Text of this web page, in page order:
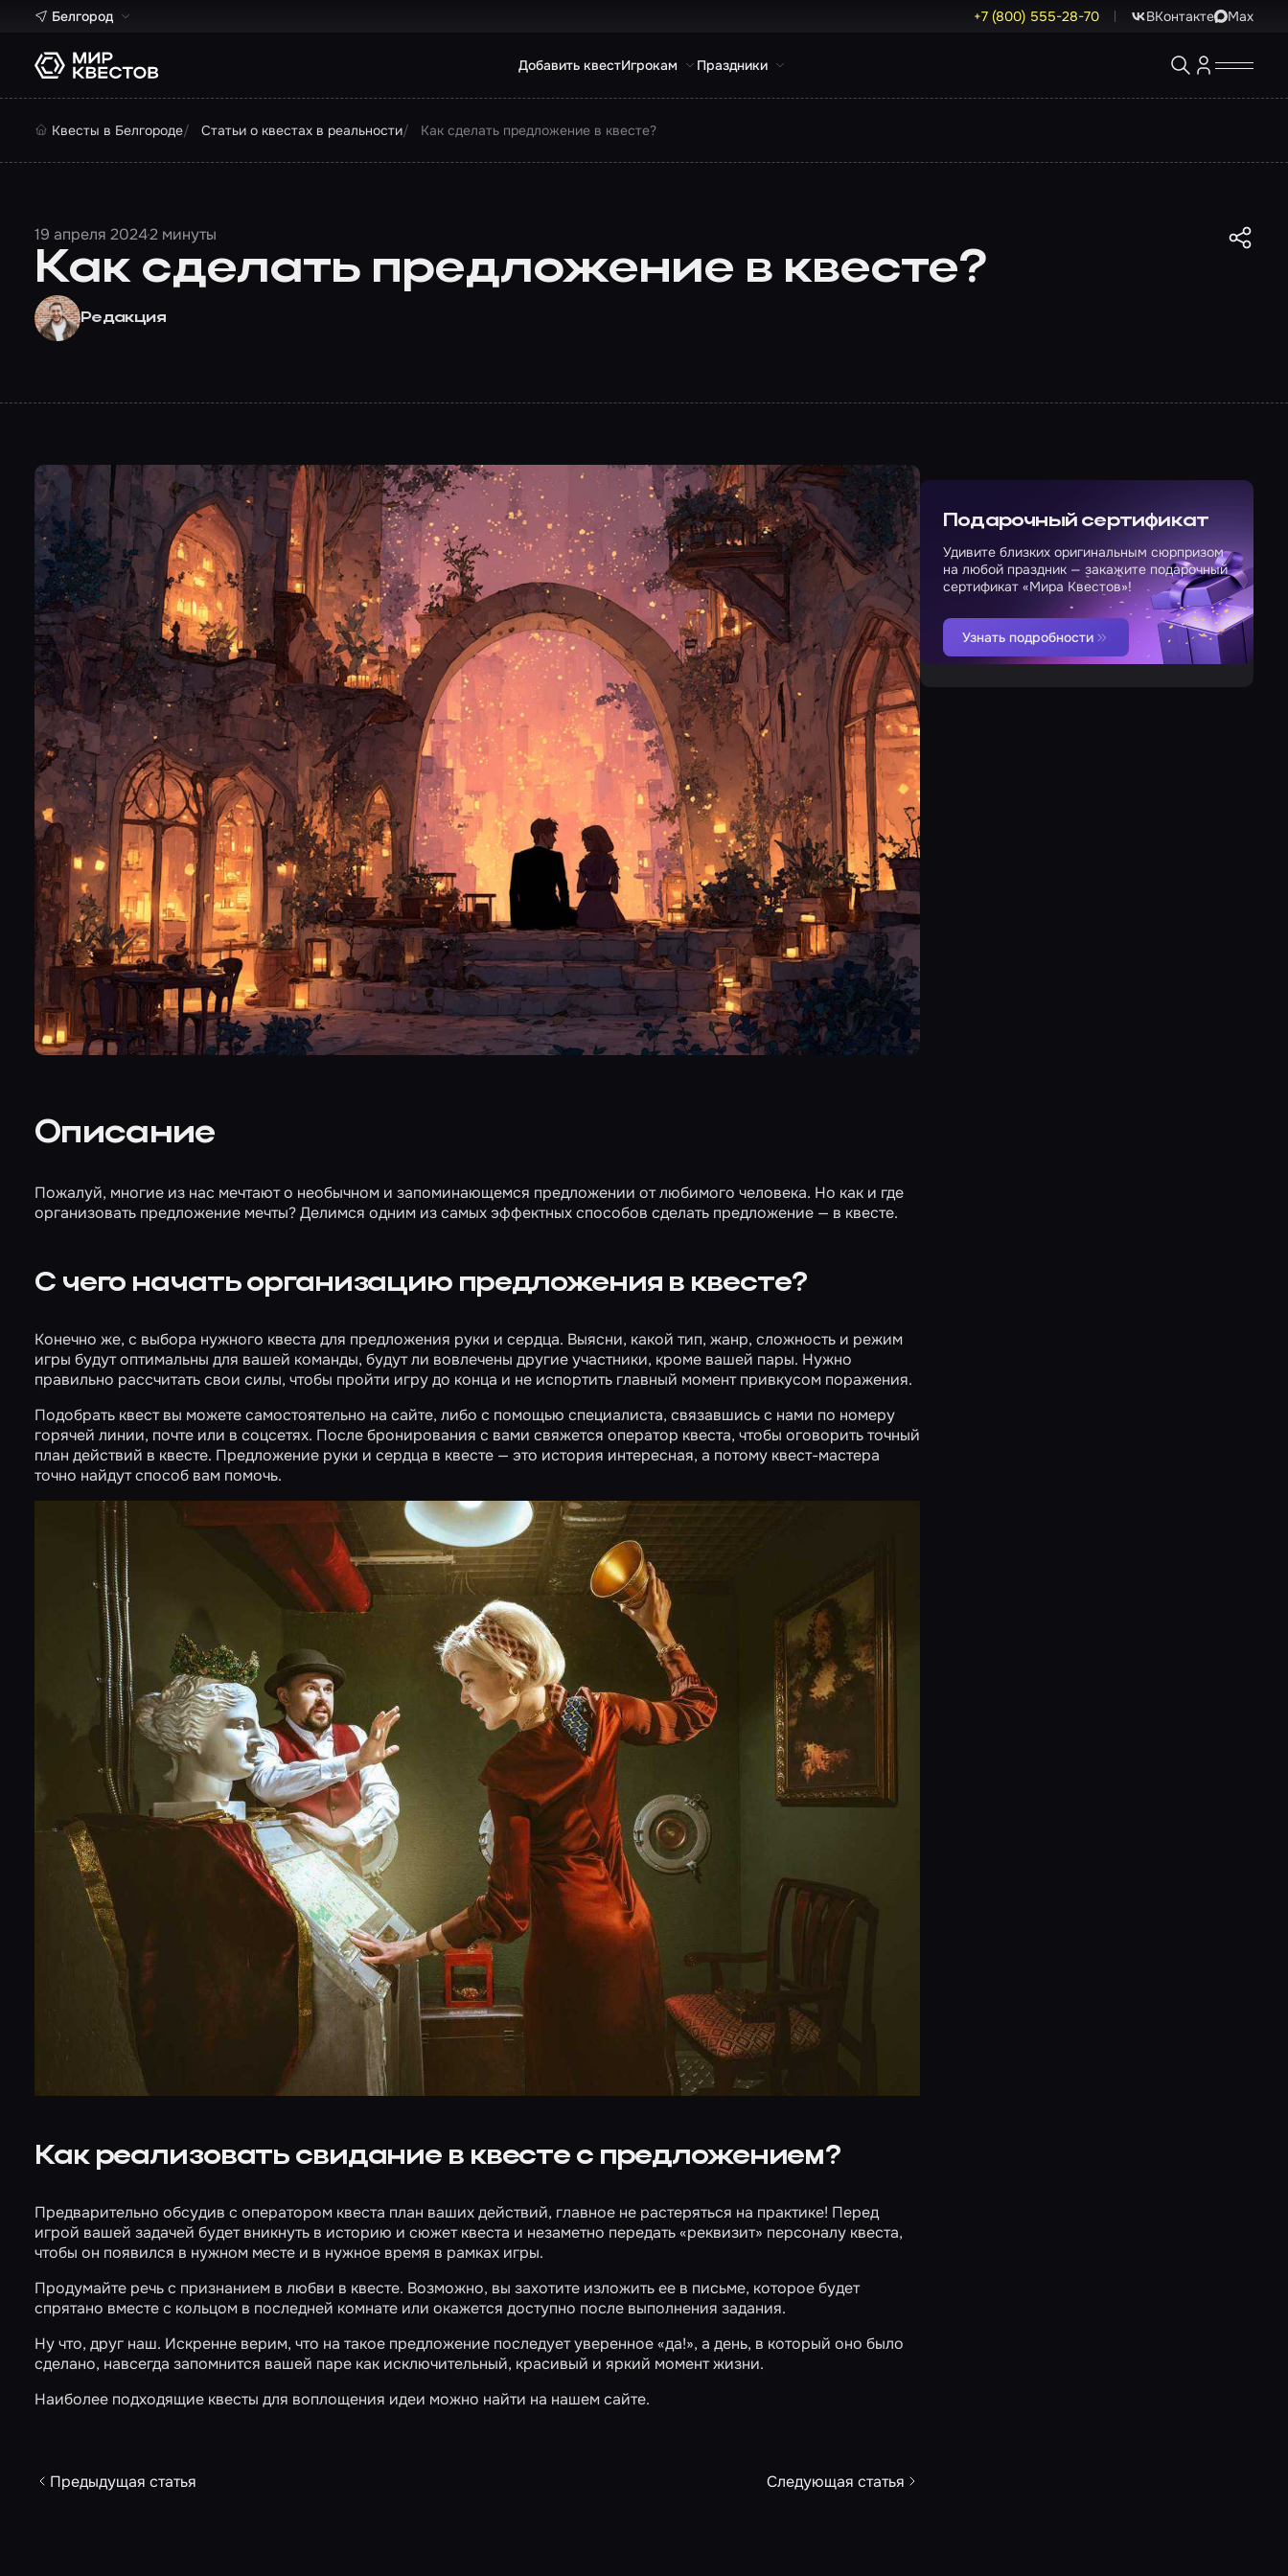
Белгород +7 (800) 555-28-70 ВКонтакте Max
Добавить квестИгрокам Праздники
Квесты в Белгороде Статьи о квестах в реальности Как сделать предложение в квесте?
19 апреля 20242 минуты
Как сделать предложение в квесте?
Редакция
Описание
Пожалуй, многие из нас мечтают о необычном и запоминающемся предложении от любимого человека. Но как и где
организовать предложение мечты? Делимся одним из самых эффектных способов сделать предложение — в квесте.
С чего начать организацию предложения в квесте?
Конечно же, с выбора нужного квеста для предложения руки и сердца. Выясни, какой тип, жанр, сложность и режим
игры будут оптимальны для вашей команды, будут ли вовлечены другие участники, кроме вашей пары. Нужно
правильно рассчитать свои силы, чтобы пройти игру до конца и не испортить главный момент привкусом поражения.
Подобрать квест вы можете самостоятельно на сайте, либо с помощью специалиста, связавшись с нами по номеру
горячей линии, почте или в соцсетях. После бронирования с вами свяжется оператор квеста, чтобы оговорить точный
план действий в квесте. Предложение руки и сердца в квесте — это история интересная, а потому квест-мастера
точно найдут способ вам помочь.
Как реализовать свидание в квесте с предложением?
Предварительно обсудив с оператором квеста план ваших действий, главное не растеряться на практике! Перед
игрой вашей задачей будет вникнуть в историю и сюжет квеста и незаметно передать «реквизит» персоналу квеста,
чтобы он появился в нужном месте и в нужное время в рамках игры.
Продумайте речь с признанием в любви в квесте. Возможно, вы захотите изложить ее в письме, которое будет
спрятано вместе с кольцом в последней комнате или окажется доступно после выполнения задания.
Ну что, друг наш. Искренне верим, что на такое предложение последует уверенное «да!», а день, в который оно было
сделано, навсегда запомнится вашей паре как исключительный, красивый и яркий момент жизни.
Наиболее подходящие квесты для воплощения идеи можно найти на нашем сайте.
Предыдущая статья Следующая статья
Подарочный сертификат
Удивите близких оригинальным сюрпризом
на любой праздник — закажите подарочный
сертификат «Мира Квестов»!
Узнать подробности